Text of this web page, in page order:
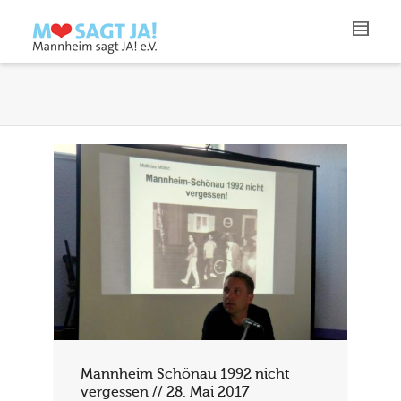
Mannheim Schönau 1992 nicht
vergessen // 28. Mai 2017